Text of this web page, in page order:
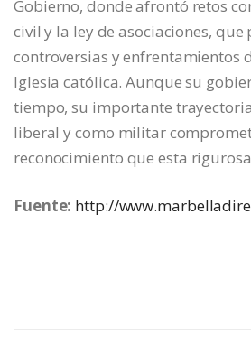
Gobierno, donde afrontó retos
civil y la ley de asociaciones,
controversias y enfrentamientos
Iglesia católica. Aunque su
tiempo, su importante
liberal y como militar
reconocimiento que esta
Fuente: http://